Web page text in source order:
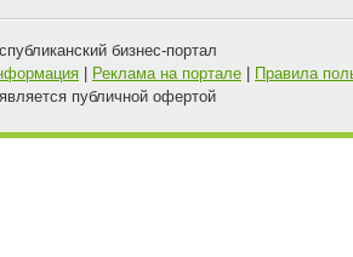
бизнес-портал
Реклама на портале
Правила
публичной офертой